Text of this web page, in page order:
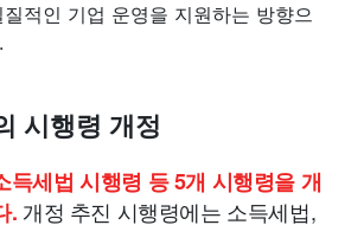
적인 기업 운영을 지원하는 방향으
시행령 개정
득세법 시행령 등 5개 시행령을 개
. 개정 추진 시행령에는 소득세법,